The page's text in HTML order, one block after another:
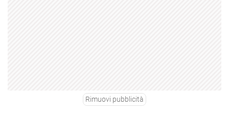
Rimuovi pubblicità